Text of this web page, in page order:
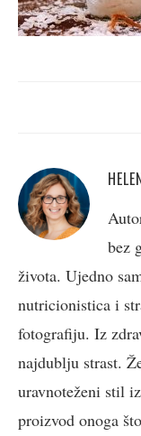
bez
života. Ujedno
nutricionistica i
fotografiju. Iz
najdublju strast.
uravnoteženi stil
proizvod onoga